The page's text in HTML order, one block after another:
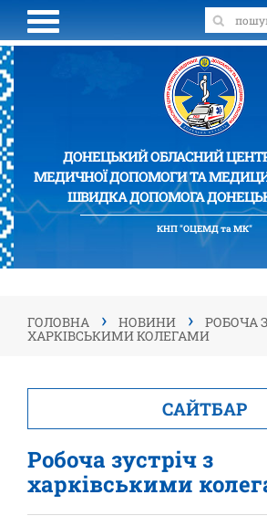
ДОНЕЦЬКИЙ ОБЛАСНИЙ
МЕДИЧНОЇ ДОПОМОГИ ТА
ШВИДКА ДОПОМОГА
КНП "ОЦЕМД та МК"
ГОЛОВНА › НОВИНИ › РОБОЧА
ХАРКІВСЬКИМИ КОЛЕГАМИ
САЙТБАР
Робоча зустріч з
харківськими